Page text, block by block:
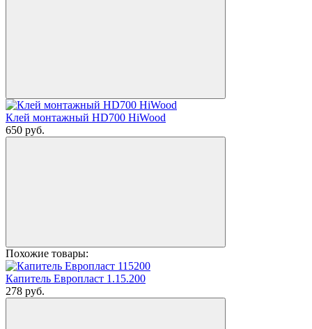
Клей монтажный HD700 HiWood
650 руб.
Похожие товары:
Капитель Европласт 1.15.200
278 руб.